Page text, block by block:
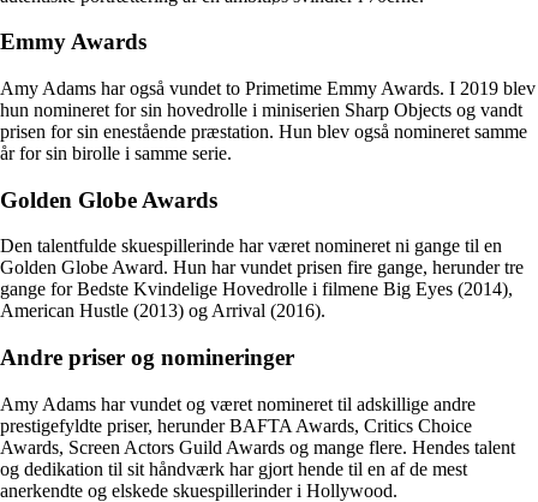
Emmy Awards
Amy Adams har også vundet to Primetime Emmy Awards. I 2019 blev
hun nomineret for sin hovedrolle i miniserien Sharp Objects og vandt
prisen for sin enestående præstation. Hun blev også nomineret samme
år for sin birolle i samme serie.
Golden Globe Awards
Den talentfulde skuespillerinde har været nomineret ni gange til en
Golden Globe Award. Hun har vundet prisen fire gange, herunder tre
gange for Bedste Kvindelige Hovedrolle i filmene Big Eyes (2014),
American Hustle (2013) og Arrival (2016).
Andre priser og nomineringer
Amy Adams har vundet og været nomineret til adskillige andre
prestigefyldte priser, herunder BAFTA Awards, Critics Choice
Awards, Screen Actors Guild Awards og mange flere. Hendes talent
og dedikation til sit håndværk har gjort hende til en af de mest
anerkendte og elskede skuespillerinder i Hollywood.